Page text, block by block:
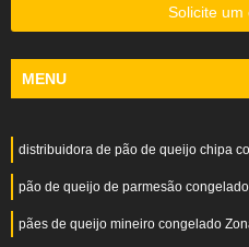
Solicite um
MENU
distribuidora de pão de queijo chipa
pão de queijo de parmesão
pães de queijo mineiro congelado